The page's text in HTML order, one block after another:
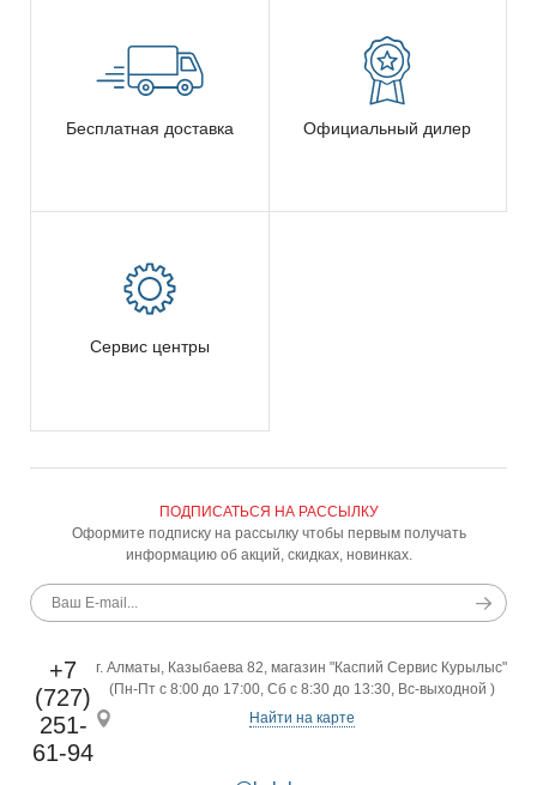
Бесплатная доставка Официальный дилер
Сервис центры
ПОДПИСАТЬСЯ НА РАССЫЛКУ
Оформите подписку на рассылку чтобы первым получать
информацию об акций, скидках, новинках.
г. Алматы, Казыбаева 82, магазин "Каспий Сервис Курылыс"
(Пн-Пт с 8:00 до 17:00, Сб с 8:30 до 13:30, Вс-выходной )
Найти на карте
+7
(727)
251-
61-94